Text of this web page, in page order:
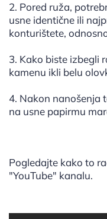
2. Pored ruža,
usne identične ili
konturištete,
3. Kako biste izbegli
kamenu ikli belu
4. Nakon nanošenja
na usne papirmu
Pogledajte kako to
"YouTube" kanalu.